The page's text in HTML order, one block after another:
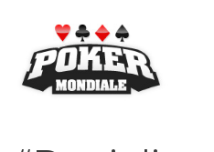
contenuto